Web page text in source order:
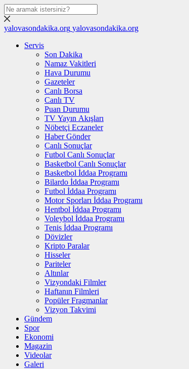
yalovasondakika.org yalovasondakika.org
Servis
Son Dakika
Namaz Vakitleri
Hava Durumu
Gazeteler
Canlı Borsa
Canlı TV
Puan Durumu
TV Yayın Akışları
Nöbetçi Eczaneler
Haber Gönder
Canlı Sonuçlar
Futbol Canlı Sonuçlar
Basketbol Canlı Sonuçlar
Basketbol İddaa Programı
Bilardo İddaa Programı
Futbol İddaa Programı
Motor Sporları İddaa Programı
Hentbol İddaa Programı
Voleybol İddaa Programı
Tenis İddaa Programı
Dövizler
Kripto Paralar
Hisseler
Pariteler
Altınlar
Vizyondaki Filmler
Haftanın Filmleri
Popüler Fragmanlar
Vizyon Takvimi
Gündem
Spor
Ekonomi
Magazin
Videolar
Galeri